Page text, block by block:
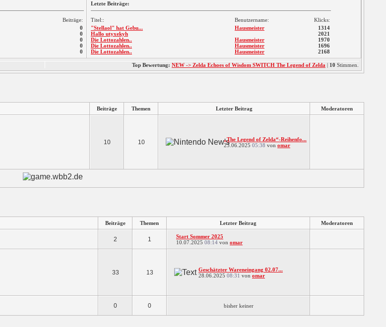
Beiträge:
0
0
0
0
0
Letzte Beiträge:
Titel:: Benutzername:
Klicks:
"Stellaol" hat Gebu...
Hallo utyxekyh
Die Lottozahlen..
Die Lottozahlen..
Die Lottozahlen..
Hausmeister
Hausmeister
Hausmeister
Hausmeister
1314
2021
1970
1696
2168
Top Bewertung: NEW -> Zelda Echoes of Wisdom SWITCH The Legend of Zelda | 10 Stimmen.
Beiträge Themen Letzter Beitrag Moderatoren
10 10
„The Legend of Zelda“-Reihenfo...
23.06.2025 05:38 von omar
Beiträge Themen Letzter Beitrag Moderatoren
2 1
Start Sommer 2025
10.07.2025 08:14 von omar
33 13
Geschätzter Wareneingang 02.07...
28.06.2025 08:31 von omar
0 0 bisher keiner